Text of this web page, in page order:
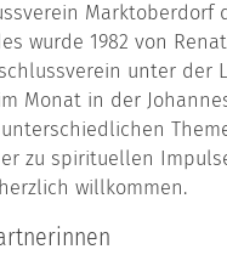
Marktoberdorf
wurde 1982 von
unter der
Monat in der
zu spirituellen
willkommen.